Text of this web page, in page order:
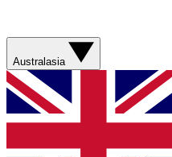
Australasia